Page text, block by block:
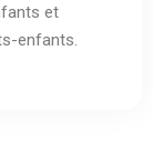
et
enfants.